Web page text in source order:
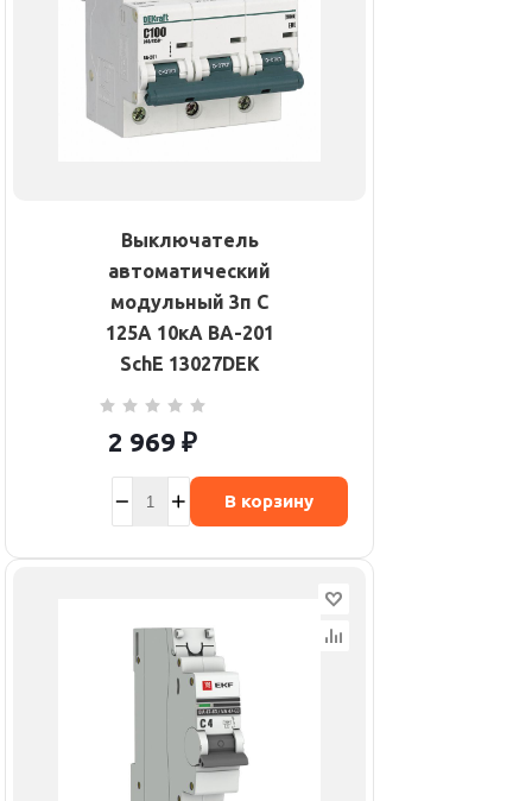
Выключатель
автоматический
модульный 3п C
125А 10кА ВА-201
SchE 13027DEK
2 969 ₽
В корзину